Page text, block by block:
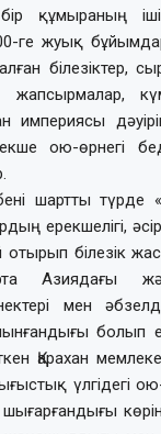
құмыраның
ге жуық
білезіктер,
жапсырмалар,
империясы
ою-өрнегі
шартты түрде
ерекшелігі,
отырып білезік
Азиядағы
мен
болып
Қарахан
үлгідегі